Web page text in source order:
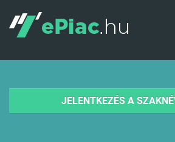
JELENTKEZÉS A